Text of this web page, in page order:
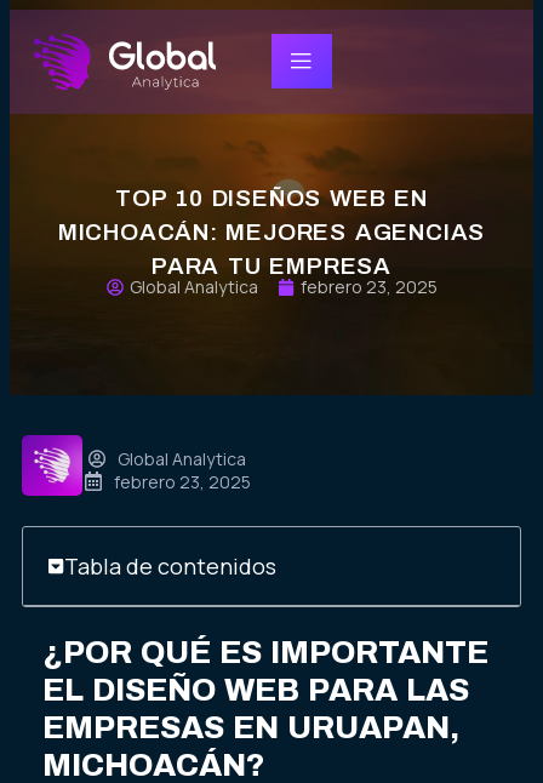
TOP 10 DISEÑOS WEB EN
MICHOACÁN: MEJORES AGENCIAS
PARA TU EMPRESA
Global Analytica febrero 23, 2025
Global Analytica
febrero 23, 2025
Tabla de contenidos
¿POR QUÉ ES IMPORTANTE
EL DISEÑO WEB PARA LAS
EMPRESAS EN URUAPAN,
MICHOACÁN?